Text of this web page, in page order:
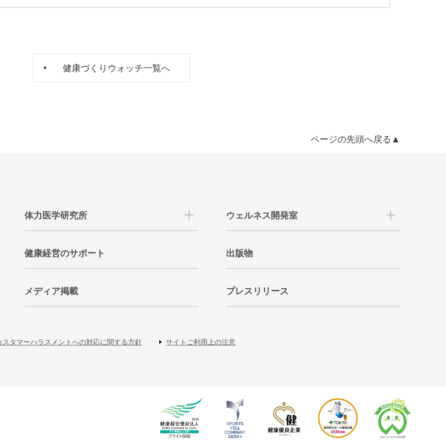
健康づくりウォッチ一覧へ
ページの先頭へ戻る▲
体力医学研究所 ウェルネス開発室
健康経営のサポート 出版物
メディア掲載 プレスリリース
スタマーハラスメントへの対応に関する方針 サイトご利用上の注意